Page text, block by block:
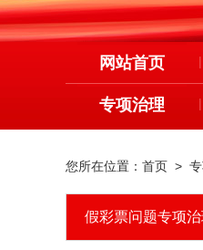
网站首页 |
专项治理 |
您所在位置： 首页 >
假彩票问题专项治